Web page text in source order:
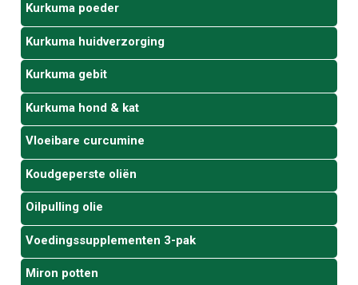
Kurkuma poeder
Kurkuma huidverzorging
Kurkuma gebit
Kurkuma hond & kat
Vloeibare curcumine
Koudgeperste oliën
Oilpulling olie
Voedingssupplementen 3-pak
Miron potten